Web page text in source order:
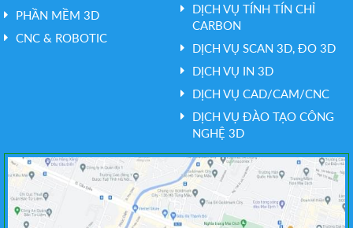
PHẦN MỀM 3D
CNC & ROBOTIC
DỊCH VỤ TÍNH TÍN CHỈ
CARBON
DỊCH VỤ SCAN 3D, ĐO 3D
DỊCH VỤ IN 3D
DỊCH VỤ CAD/CAM/CNC
DỊCH VỤ ĐÀO TẠO CÔNG
NGHỆ 3D